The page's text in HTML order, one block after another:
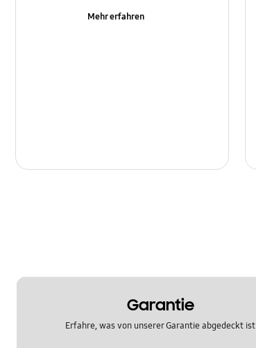
Mehr erfahren
Garantie
Erfahre, was von unserer Garantie abgedeckt ist